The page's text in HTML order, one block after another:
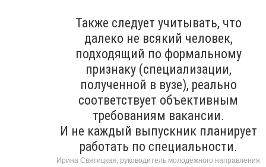
Также следует учитывать, что
далеко не всякий человек,
подходящий по формальному
признаку (специализации,
полученной в вузе), реально
соответствует объективным
требованиям вакансии.
И не каждый выпускник планирует
работать по специальности.
Ирина Святицкая, руководитель молодёжного направления